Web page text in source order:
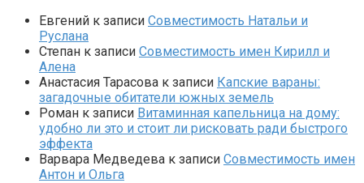
Евгений к записи Совместимость Натальи и
Руслана
Степан к записи Совместимость имен Кирилл и
Алена
Анастасия Тарасова к записи Капские вараны:
загадочные обитатели южных земель
Роман к записи Витаминная капельница на дому:
удобно ли это и стоит ли рисковать ради быстрого
эффекта
Варвара Медведева к записи Совместимость имен
Антон и Ольга